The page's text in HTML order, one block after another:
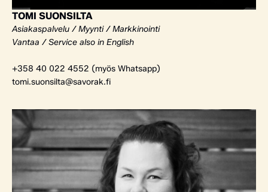
TOMI SUONSILTA
Asiakaspalvelu / Myynti / Markkinointi
Vantaa / Service also in English
+358 40 022 4552 (myös Whatsapp)
tomi.suonsilta@savorak.fi